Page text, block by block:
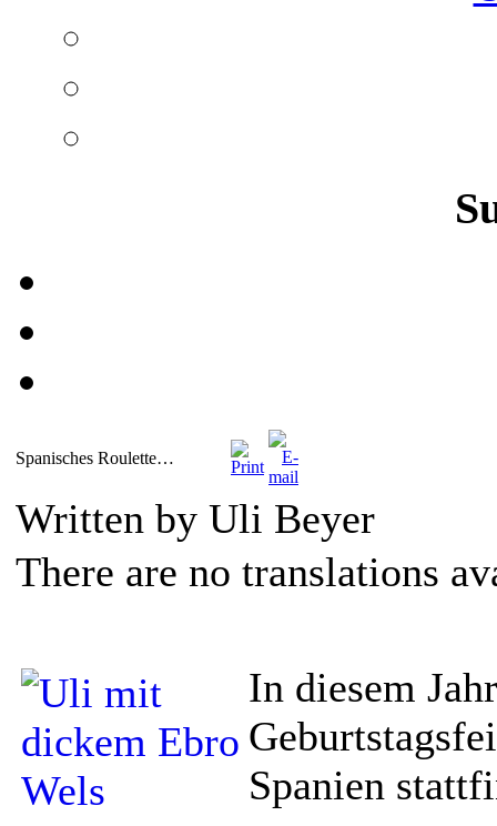
Spanisches Roulette…
Written by Uli Beyer
There are no translations
In diesem
Spanien